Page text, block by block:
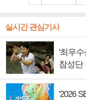
실시간 관심기사
'최우
참성단
'2026